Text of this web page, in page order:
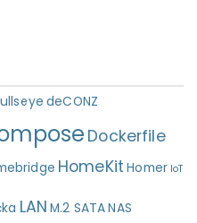
deCONZ
Dockerfile
HomeKit Homer IoT
LAN M.2 SATANAS